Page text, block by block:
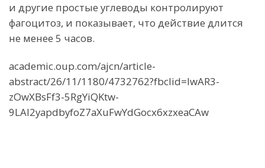
и другие простые углеводы контролируют
фагоцитоз, и показывает, что действие длится
не менее 5 часов.
academic.oup.com/ajcn/article-
abstract/26/11/1180/4732762?fbclid=IwAR3-
zOwXBsFf3-5RgYiQKtw-
9LAI2yapdbyfoZ7aXuFwYdGocx6xzxeaCAw